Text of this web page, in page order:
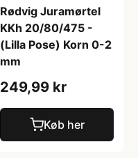
Rødvig Juramørtel
KKh 20/80/475 -
(Lilla Pose) Korn 0-2
mm
249,99 kr
Køb her